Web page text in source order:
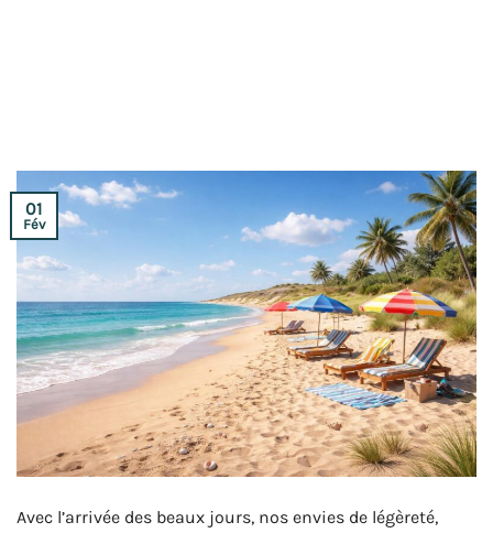
01
Fév
Avec l’arrivée des beaux jours, nos envies de légèreté,